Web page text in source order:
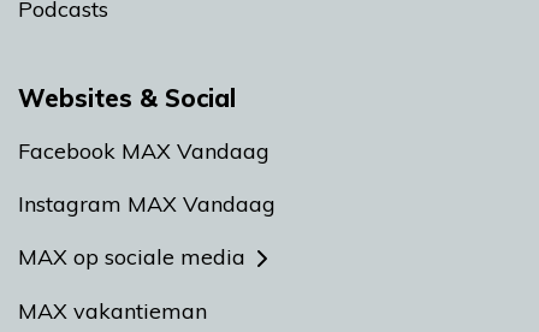
Podcasts
Websites & Social
Facebook MAX Vandaag
Instagram MAX Vandaag
MAX op sociale media
MAX vakantieman